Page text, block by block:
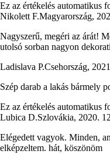
Ez az értékelés automatikus
Nikolett F.Magyarország,
Nagyszerű, megéri az árát!
utolsó sorban nagyon
Ladislava P.Csehország,
Szép darab a lakás bármely
Ez az értékelés automatikus
Lubica D.Szlovákia, 2020.
Elégedett vagyok. Minden,
elképzeltem. hát, köszönöm